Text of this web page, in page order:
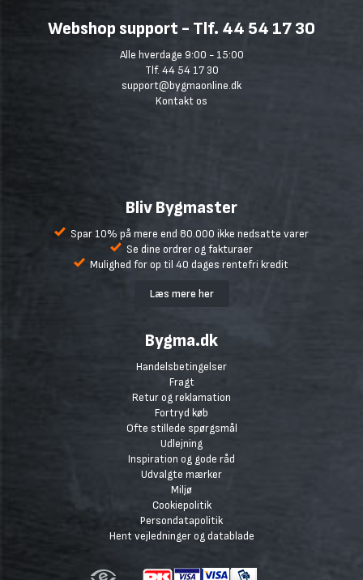
Webshop support - Tlf. 44 54 17 30
Alle hverdage 9:00 - 15:00
Tlf. 44 54 17 30
support@bygmaonline.dk
Kontakt os
Bliv Bygmaster
Spar 10% på mere end 80.000 ikke nedsatte varer
Se dine ordrer og fakturaer
Mulighed for op til 40 dages rentefri kredit
Læs mere her
Bygma.dk
Handelsbetingelser
Fragt
Retur og reklamation
Fortryd køb
Ofte stillede spørgsmål
Udlejning
Inspiration og gode råd
Udvalgte mærker
Miljø
Cookiepolitik
Persondatapolitik
Hent vejledninger og datablade